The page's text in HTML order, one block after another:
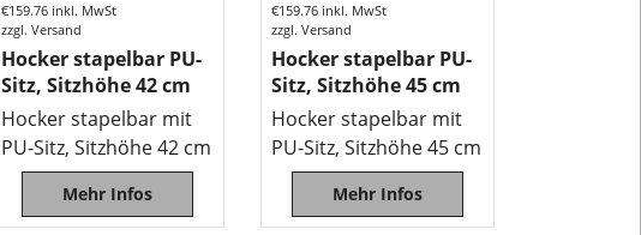
€159.76 inkl. MwSt
zzgl. Versand
Hocker stapelbar PU-
Sitz, Sitzhöhe 42 cm
Hocker stapelbar mit
PU-Sitz, Sitzhöhe 42 cm
Mehr Infos
€159.76 inkl. MwSt
zzgl. Versand
Hocker stapelbar PU-
Sitz, Sitzhöhe 45 cm
Hocker stapelbar mit
PU-Sitz, Sitzhöhe 45 cm
Mehr Infos